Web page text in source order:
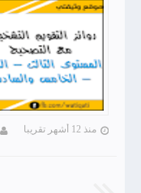
منذ 12 أشهر تقريبا